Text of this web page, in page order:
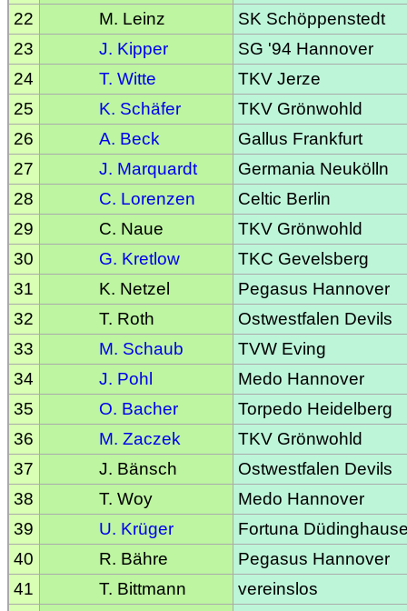
22
M. Leinz
SK Schöppenstedt
23
J. Kipper
SG '94 Hannover
24
T. Witte
TKV Jerze
25
K. Schäfer
TKV Grönwohld
26
A. Beck
Gallus Frankfurt
27
J. Marquardt
Germania Neukölln
28
C. Lorenzen
Celtic Berlin
29
C. Naue
TKV Grönwohld
30
G. Kretlow
TKC Gevelsberg
31
K. Netzel
Pegasus Hannover
32
T. Roth
Ostwestfalen Devils
33
M. Schaub
TVW Eving
34
J. Pohl
Medo Hannover
35
O. Bacher
Torpedo Heidelberg
36
M. Zaczek
TKV Grönwohld
37
J. Bänsch
Ostwestfalen Devils
38
T. Woy
Medo Hannover
39
U. Krüger
Fortuna
40
R. Bähre
Pegasus Hannover
41
T. Bittmann
vereinslos